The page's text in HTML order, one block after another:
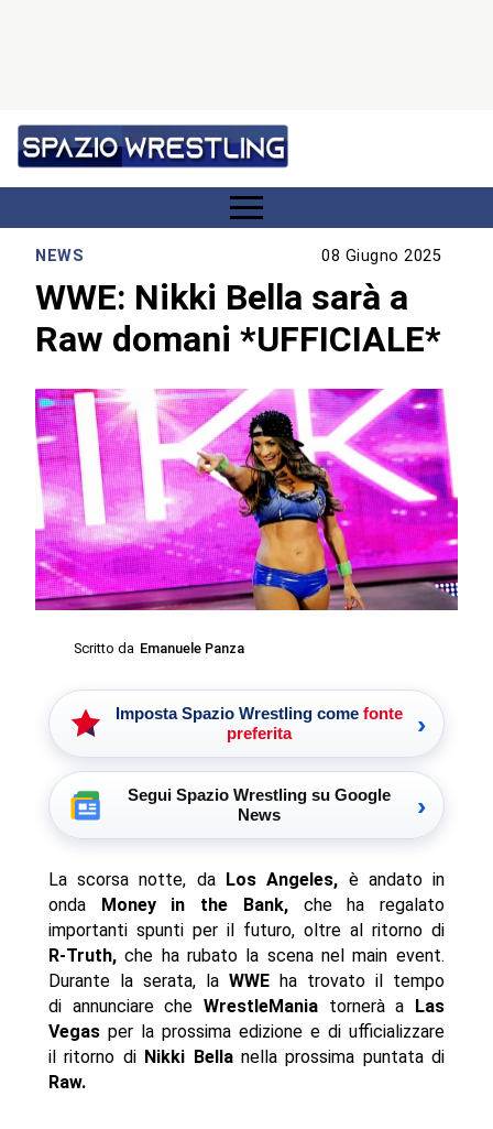
NEWS 08 Giugno 2025
WWE: Nikki Bella sarà a
Raw domani *UFFICIALE*
Scritto da Emanuele Panza
Imposta Spazio Wrestling come fonte
preferita
›
Segui Spazio Wrestling su Google
News
›
La scorsa notte, da Los Angeles, è andato in
onda
Money in the Bank,che ha regalato
importanti spunti per il futuro, oltre al ritorno di
R-Truth,che ha rubato la scena nel main event.
Durante la serata, la WWE ha trovato il tempo
di annunciare che WrestleMania tornerà a
Las
Vegasper la prossima edizione e di ufficializzare
il ritorno di Nikki Bellanella prossima puntata di
Raw.